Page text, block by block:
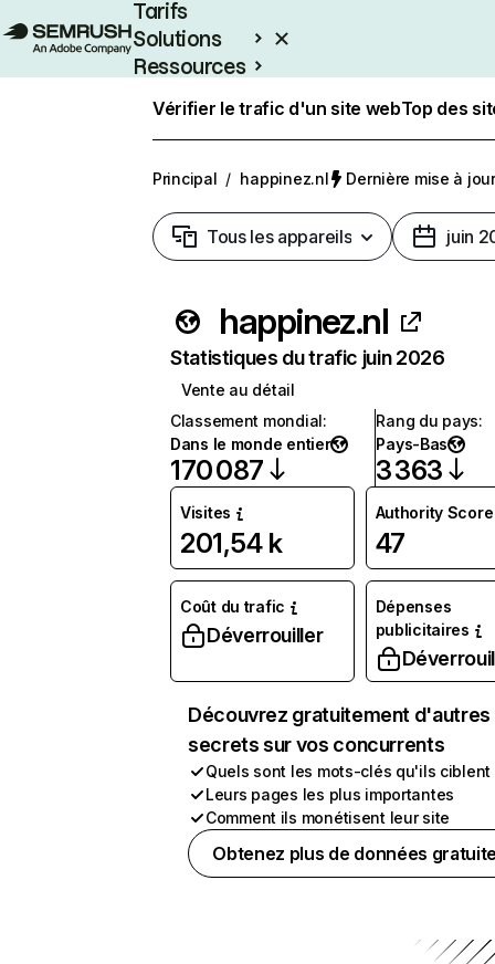
Tarifs
Solutions
Ressources
Vérifier le trafic d'un site webTop des
Principal / happinez.nl Dernière mise à
Tous les appareils juin
happinez.nl
Statistiques du trafic juin 2026
Vente au détail
Classement mondial:
Dans le monde entier
170 087
Rang du pays:
Pays-Bas
3 363
Visites
201,54 k
Authority Score
47
Coût du trafic
Déverrouiller
Dépenses
publicitaires
Découvrez gratuitement d'autres
secrets sur vos concurrents
Quels sont les mots-clés qu'ils ciblent
Leurs pages les plus importantes
Comment ils monétisent leur site
Obtenez plus de données